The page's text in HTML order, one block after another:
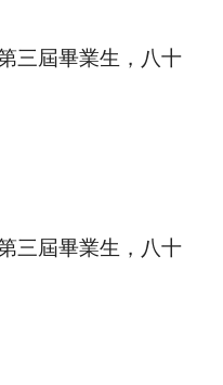
三屆畢業生，八十
三屆畢業生，八十